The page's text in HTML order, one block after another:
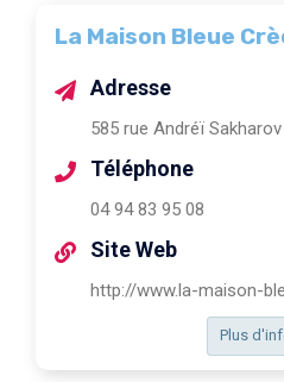
La Maison Bleue
Plus
Adresse
585 rue Andréï
Téléphone
04 94 83 95 08
Site Web